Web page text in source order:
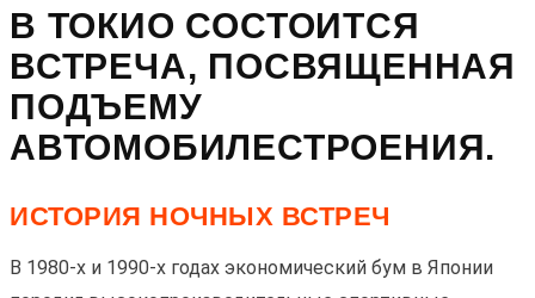
В ТОКИО СОСТОИТСЯ
ВСТРЕЧА, ПОСВЯЩЕННАЯ
ПОДЪЕМУ
АВТОМОБИЛЕСТРОЕНИЯ.
ИСТОРИЯ НОЧНЫХ ВСТРЕЧ
В 1980-х и 1990-х годах экономический бум в Японии